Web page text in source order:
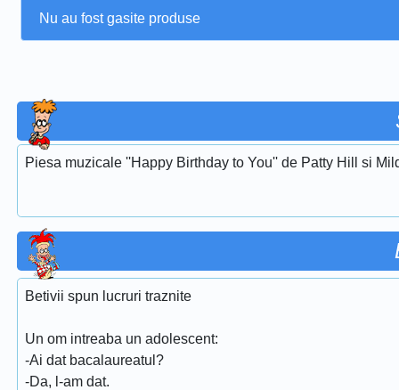
Nu au fost gasite produse
Piesa muzicale ''Happy Birthday to You'' de Patty Hill si
Betivii spun lucruri traznite
Un om intreaba un adolescent:
-Ai dat bacalaureatul?
-Da, l-am dat.